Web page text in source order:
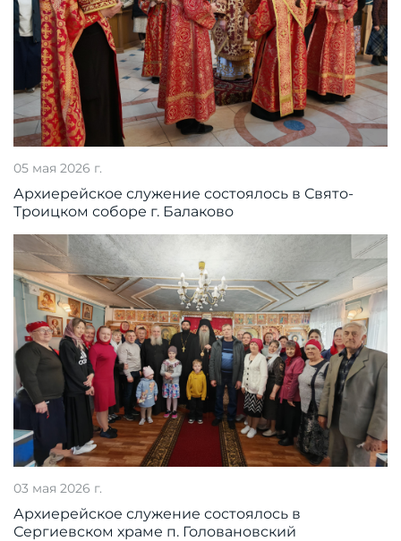
05 мая 2026 г.
Архиерейское служение состоялось в Свято-
Троицком соборе г. Балаково
03 мая 2026 г.
Архиерейское служение состоялось в
Сергиевском храме п. Головановский